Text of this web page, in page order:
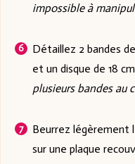
impossible à
Détaillez 2 bandes
et un disque de 18
plusieurs bandes au
Beurrez légèrement
sur une plaque